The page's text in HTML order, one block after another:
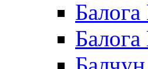
Балога